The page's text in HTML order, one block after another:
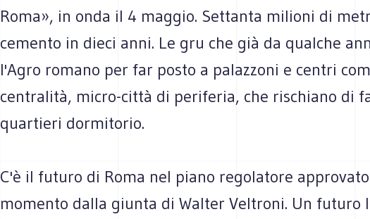
Roma», in onda il 4 maggio. Settanta milioni di
cemento in dieci anni. Le gru che già da qualche
l'Agro romano per far posto a palazzoni e centri
centralità, micro-città di periferia, che rischiano di
quartieri dormitorio.
C'è il futuro di Roma nel piano regolatore
momento dalla giunta di Walter Veltroni. Un futuro